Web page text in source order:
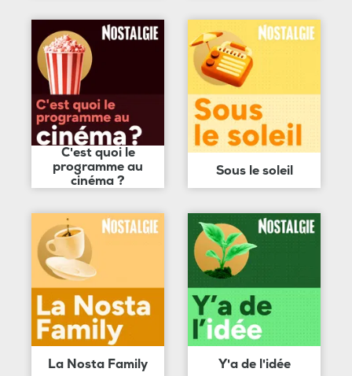
C'est quoi le
programme au
cinéma ?
Sous le soleil
La Nosta Family Y'a de l'idée